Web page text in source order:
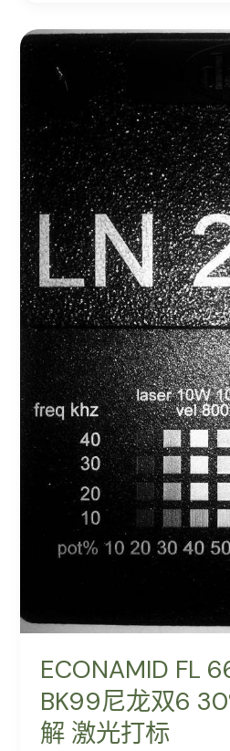
ECONAMID FL
BK99尼龙双6
解 激光打标